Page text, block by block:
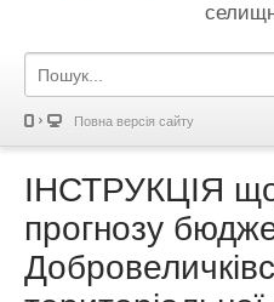
Повна версія сайту
ІНСТРУКЦІЯ
прогнозу